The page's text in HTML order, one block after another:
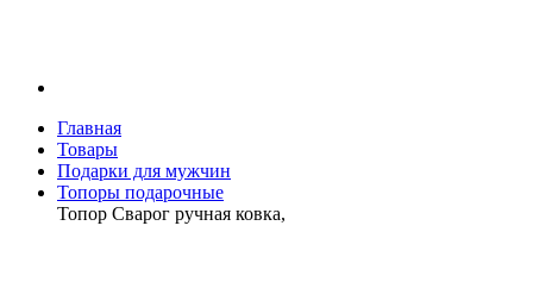
Главная
Товары
Подарки для мужчин
Топоры подарочные
Топор Сварог ручная ковка,